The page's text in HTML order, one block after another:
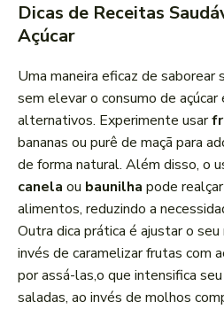
Dicas de Receitas⁢
⁣Açúcar
Uma maneira eficaz de saborear
sem elevar o consumo de
alternativos. Experimente usar
bananas ou purê de maçã para
de​ forma natural. ‍Além disso, o
canela ou baunilha pode⁣
alimentos, reduzindo a
Outra dica prática é ajustar o
invés de caramelizar ​frutas com
por assá-las,o ⁤que intensifica
saladas, ⁣ao invés de molhos